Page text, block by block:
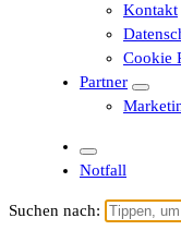
Kontakt
Cookie
Partner
Notfall
Suchen nach: